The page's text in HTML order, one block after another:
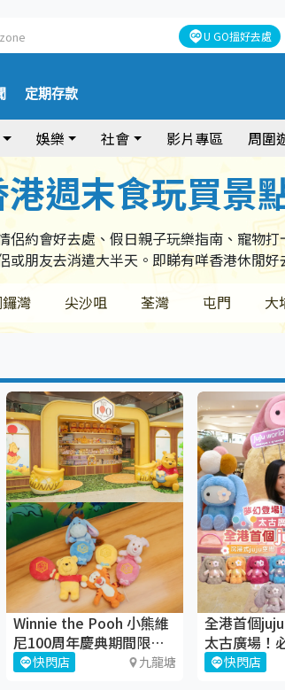
U GO搵好去處
定期存款
娛樂 社會 影片專區 周圍
週末食玩買景
約會好去處、假日親子玩樂指南、寵物
朋友去消遣大半天。即睇有咩香港休閒好
灣 尖沙咀 荃灣 屯門 大
Winnie the Pooh 小熊維
尼100周年慶典期間限定
店 快閃店 九龍塘
全港首個
太古廣場！
juju盲盒
快閃店